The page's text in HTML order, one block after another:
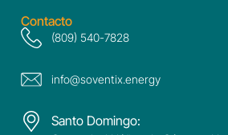
Contacto
(809) 540-7828
info@soventix.energy
Santo Domingo: